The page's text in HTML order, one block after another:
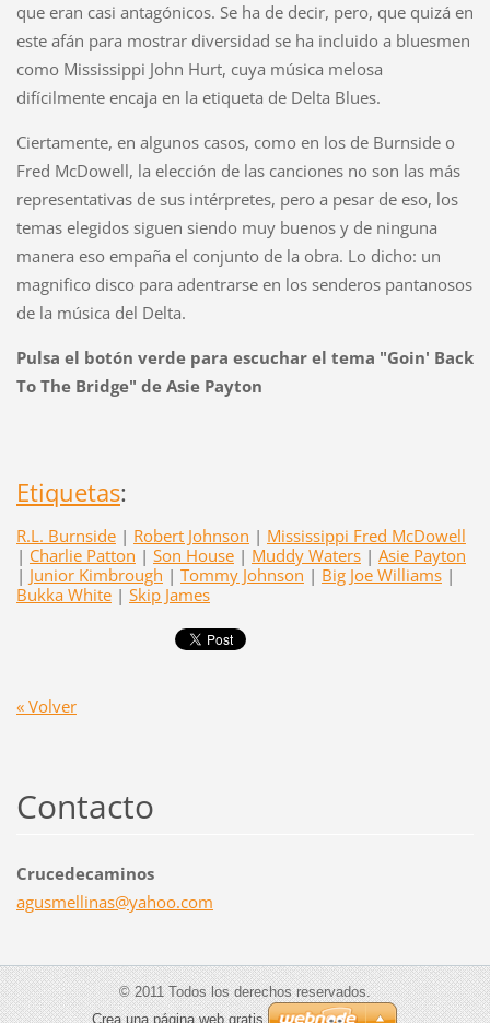
que eran casi antagónicos. Se ha de decir, pero, que quizá en
este afán para mostrar diversidad se ha incluido a bluesmen
como Mississippi John Hurt, cuya música melosa
difícilmente encaja en la etiqueta de Delta Blues.
Ciertamente, en algunos casos, como en los de Burnside o
Fred McDowell, la elección de las canciones no son las más
representativas de sus intérpretes, pero a pesar de eso, los
temas elegidos siguen siendo muy buenos y de ninguna
manera eso empaña el conjunto de la obra. Lo dicho: un
magnifico disco para adentrarse en los senderos pantanosos
de la música del Delta.
Pulsa el botón verde para escuchar el tema "Goin' Back
To The Bridge" de Asie Payton
Etiquetas:
R.L. Burnside | Robert Johnson | Mississippi Fred McDowell
| Charlie Patton | Son House | Muddy Waters | Asie Payton
| Junior Kimbrough | Tommy Johnson | Big Joe Williams |
Bukka White | Skip James
« Volver
Contacto
Crucedecaminos
agusmellinas@yahoo.com
© 2011 Todos los derechos reservados.
Crea una página web gratis